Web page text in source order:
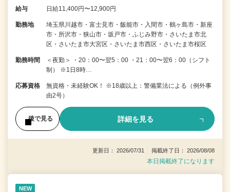
給与 日給11,400円〜12,900円
勤務地
埼玉県川越市・富士見市・飯能市・入間市・鶴ヶ島市・新座
市・所沢市・狭山市・坂戸市・ふじみ野市・さいたま市北
区・さいたま市大宮区・さいたま市西区・さいたま市桜区
勤務時間
＜夜勤＞ ・20：00〜翌5：00 ・21：00〜翌6：00（シフト
制） ※1日8時…
応募資格
無資格・未経験OK！ ※18歳以上：警備業法による（例外事
由2号）
後で見る 詳細を見る
更新日： 2026/07/31 掲載終了日： 2026/08/08
本日掲載終了になります
NEW